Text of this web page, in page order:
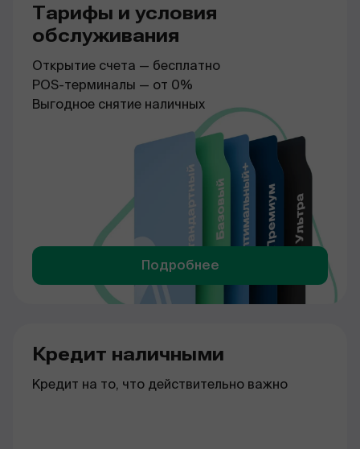
Тарифы и условия
обслуживания
Открытие счета — бесплатно
POS-терминалы — от 0%
Выгодное снятие наличных
Подробнее
Кредит наличными
Кредит на то, что действительно важно